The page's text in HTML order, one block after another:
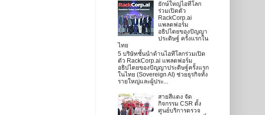
ยักษ์ใหญ่ไอทีโลก
ร่วมเปิดตัว
RackCorp.ai
แพลตฟอร์ม
อธิปไตยของปัญญา
ประดิษฐ์ ครั้งแรกใน
ไทย
5 บริษัทชั้นนำด้านไอทีโลกร่วมเปิด
ตัว RackCorp.ai แพลตฟอร์ม
อธิปไตยของปัญญาประดิษฐ์ครั้งแรก
ในไทย (Sovereign AI) ช่วยธุรกิจทั้ง
รายใหญ่และผู้ประ...
สายสีแดง จัด
กิจกรรม CSR ตั้ง
ศูนย์บริการตรวจ